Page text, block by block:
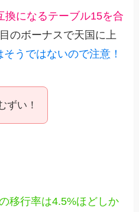
換になるテーブル15を合
のボーナスで天国に上
うではないので注意！
ずい！
移行率は4.5%ほどしか